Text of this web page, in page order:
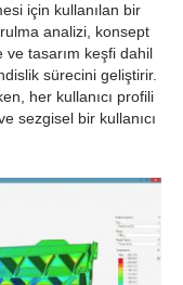
için kullanılan bir
analizi, konsept
ve tasarım keşfi dahil
sürecini geliştirir.
her kullanıcı profili
sezgisel bir kullanıcı